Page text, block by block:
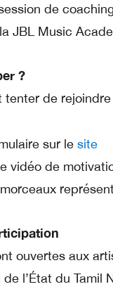
de
JBL Music
?
de
sur le site
vidéo de
ouvertes aux
de l’État du